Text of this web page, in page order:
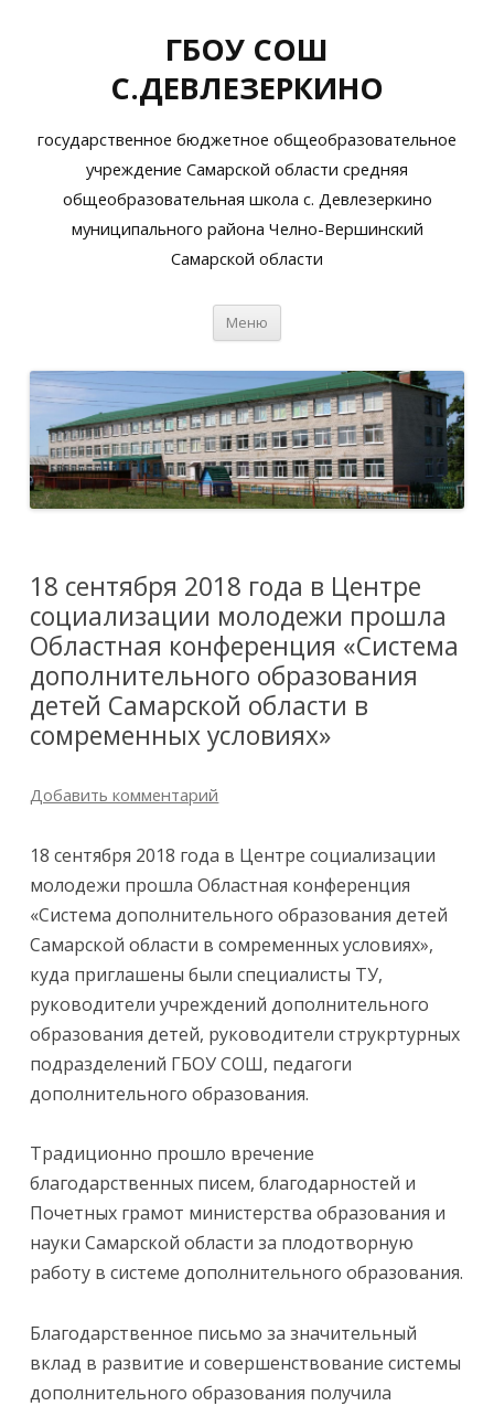
ГБОУ СОШ
С.ДЕВЛЕЗЕРКИНО
государственное бюджетное общеобразовательное
учреждение Самарской области средняя
общеобразовательная школа с. Девлезеркино
муниципального района Челно-Вершинский
Самарской области
Меню
18 сентября 2018 года в Центре
социализации молодежи прошла
Областная конференция «Система
дополнительного образования
детей Самарской области в
сомременных условиях»
Добавить комментарий
18 сентября 2018 года в Центре социализации
молодежи прошла Областная конференция
«Система дополнительного образования детей
Самарской области в сомременных условиях»,
куда приглашены были специалисты ТУ,
руководители учреждений дополнительного
образования детей, руководители струкртурных
подразделений ГБОУ СОШ, педагоги
дополнительного образования.
Традиционно прошло вречение
благодарственных писем, благодарностей и
Почетных грамот министерства образования и
науки Самарской области за плодотворную
работу в системе дополнительного образования.
Благодарственное письмо за значительный
вклад в развитие и совершенствование системы
дополнительного образования получила